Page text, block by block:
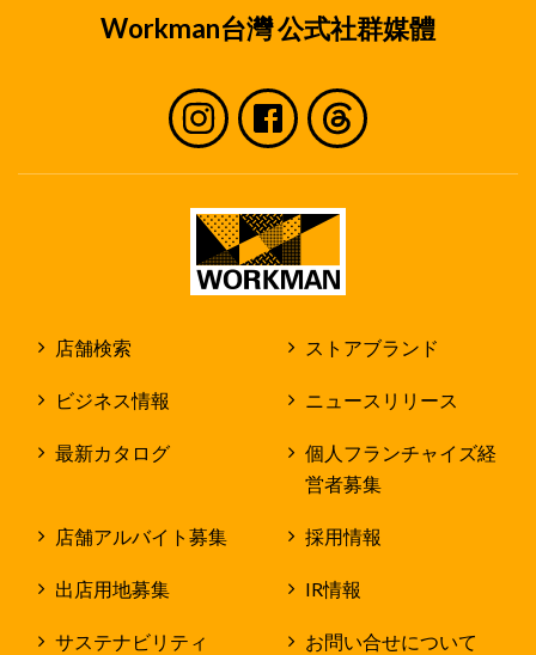
Workman台灣 公式社群媒體
店舗検索 ストアブランド
ビジネス情報 ニュースリリース
最新カタログ
個人フランチャイズ経
営者募集
店舗アルバイト募集 採用情報
出店用地募集 IR情報
サステナビリティ お問い合せについて